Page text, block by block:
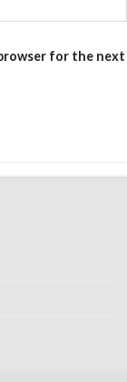
for the next